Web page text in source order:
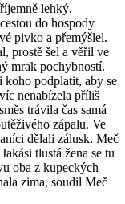
lehký,
do hospody
pivko a přemýšlel.
prostě šel a věřil ve
mrak pochybností.
koho podplatit, aby se
nenabízela příliš
trávila čas samá
zápalu. Ve
dělali zálusk. Meč
tlustá žena se tu
oba z kupeckých
zima, soudil Meč